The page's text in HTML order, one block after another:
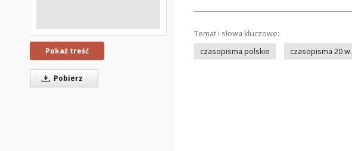
Pokaż treść
Pobierz
Temat i słowa kluczowe:
czasopisma polskie
czasopisma 20 w.